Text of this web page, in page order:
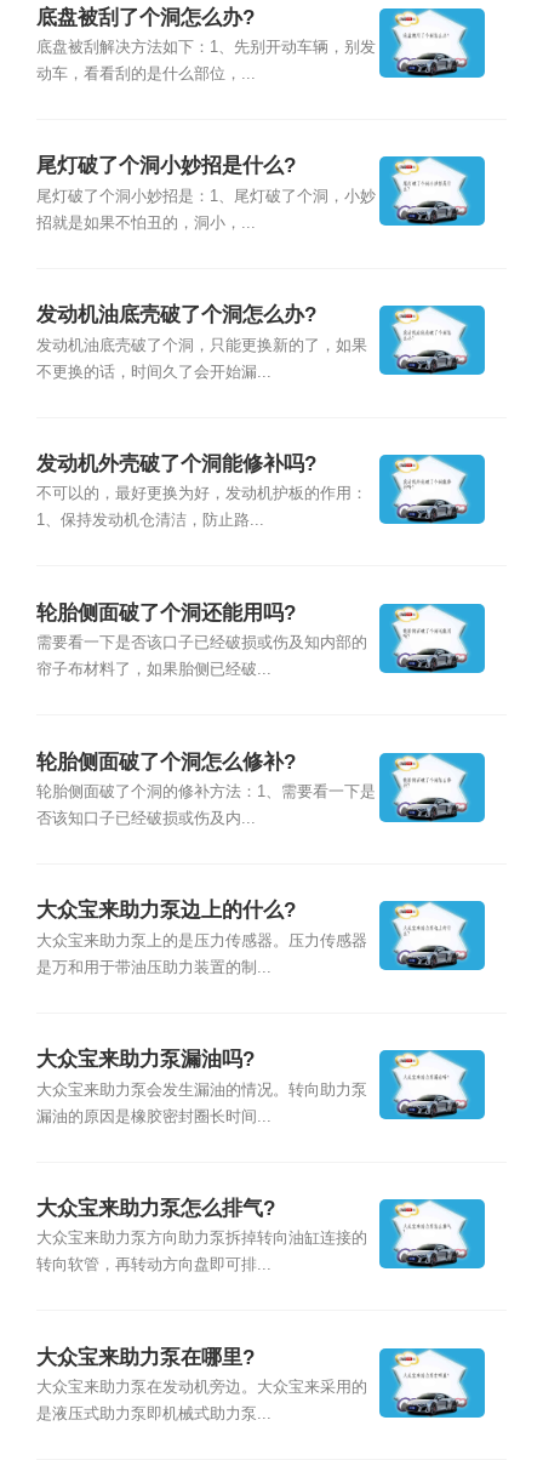
底盘被刮了个洞怎么办?
底盘被刮解决方法如下：1、先别开动车辆，别发
动车，看看刮的是什么部位，...
尾灯破了个洞小妙招是什么?
尾灯破了个洞小妙招是：1、尾灯破了个洞，小妙
招就是如果不怕丑的，洞小，...
发动机油底壳破了个洞怎么办?
发动机油底壳破了个洞，只能更换新的了，如果
不更换的话，时间久了会开始漏...
发动机外壳破了个洞能修补吗?
不可以的，最好更换为好，发动机护板的作用：
1、保持发动机仓清洁，防止路...
轮胎侧面破了个洞还能用吗?
需要看一下是否该口子已经破损或伤及知内部的
帘子布材料了，如果胎侧已经破...
轮胎侧面破了个洞怎么修补?
轮胎侧面破了个洞的修补方法：1、需要看一下是
否该知口子已经破损或伤及内...
大众宝来助力泵边上的什么?
大众宝来助力泵上的是压力传感器。压力传感器
是万和用于带油压助力装置的制...
大众宝来助力泵漏油吗?
大众宝来助力泵会发生漏油的情况。转向助力泵
漏油的原因是橡胶密封圈长时间...
大众宝来助力泵怎么排气?
大众宝来助力泵方向助力泵拆掉转向油缸连接的
转向软管，再转动方向盘即可排...
大众宝来助力泵在哪里?
大众宝来助力泵在发动机旁边。大众宝来采用的
是液压式助力泵即机械式助力泵...